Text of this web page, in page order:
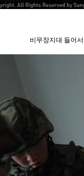
비무장지대 들어